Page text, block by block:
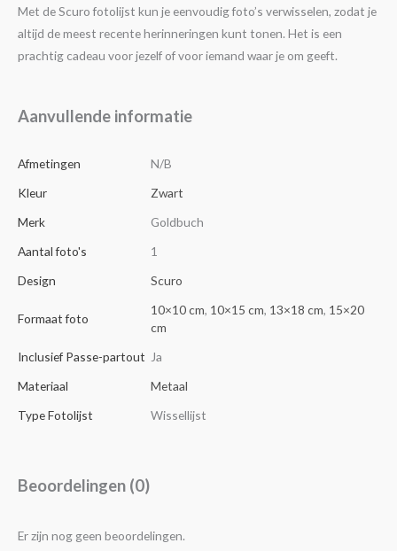
Met de Scuro fotolijst kun je eenvoudig foto’s verwisselen, zodat je
altijd de meest recente herinneringen kunt tonen. Het is een
prachtig cadeau voor jezelf of voor iemand waar je om geeft.
Aanvullende informatie
Afmetingen
N/B
Kleur
Zwart
Merk
Goldbuch
Aantal foto's
1
Design
Scuro
Formaat foto
10×10 cm, 10×15 cm, 13×18 cm, 15×20
cm
Inclusief Passe-partout Ja
Materiaal
Metaal
Type Fotolijst
Wissellijst
Beoordelingen (0)
Er zijn nog geen beoordelingen.